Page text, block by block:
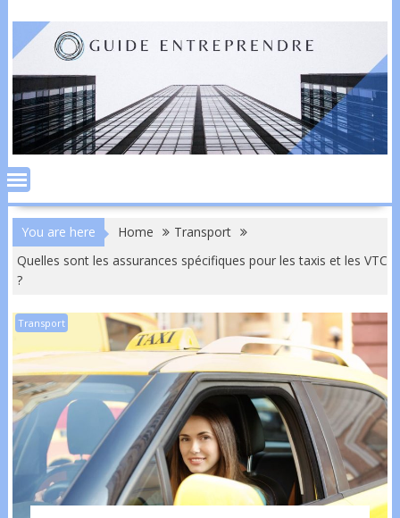
content
You are here Home
Transport
Quelles sont les assurances spécifiques pour les taxis et les VTC
?
Transport